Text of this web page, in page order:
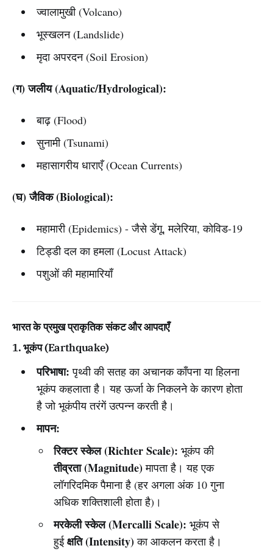
ज्वालामुखी (Volcano)
भूस्खलन (Landslide)
मृदा अपरदन (Soil Erosion)
(ग) जलीय (Aquatic/Hydrological):
बाढ़ (Flood)
सुनामी (Tsunami)
महासागरीय धाराएँ (Ocean Currents)
(घ) जैविक (Biological):
महामारी (Epidemics) - जैसे डेंगू, मलेरिया, कोविड-19
टिड्डी दल का हमला (Locust Attack)
पशुओं की महामारियाँ
भारत के प्रमुख प्राकृतिक संकट और आपदाएँ
1. भूकंप (Earthquake)
परिभाषा: पृथ्वी की सतह का अचानक काँपना या हिलना
भूकंप कहलाता है। यह ऊर्जा के निकलने के कारण होता
है जो भूकंपीय तरंगें उत्पन्न करती है।
मापन:
रिक्टर स्केल (Richter Scale): भूकंप की
तीव्रता (Magnitude)मापता है। यह एक
लॉगरिदमिक पैमाना है (हर अगला अंक 10 गुना
अधिक शक्तिशाली होता है)।
मरकेली स्केल (Mercalli Scale): भूकंप से
हुईक्षति (Intensity)का आकलन करता है।